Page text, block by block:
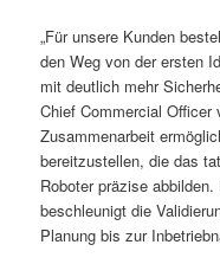
„Für unsere Kunden
den Weg von der ersten
mit deutlich mehr
Chief Commercial Officer
Zusammenarbeit
bereitzustellen, die das
Roboter präzise
beschleunigt die
Planung bis zur